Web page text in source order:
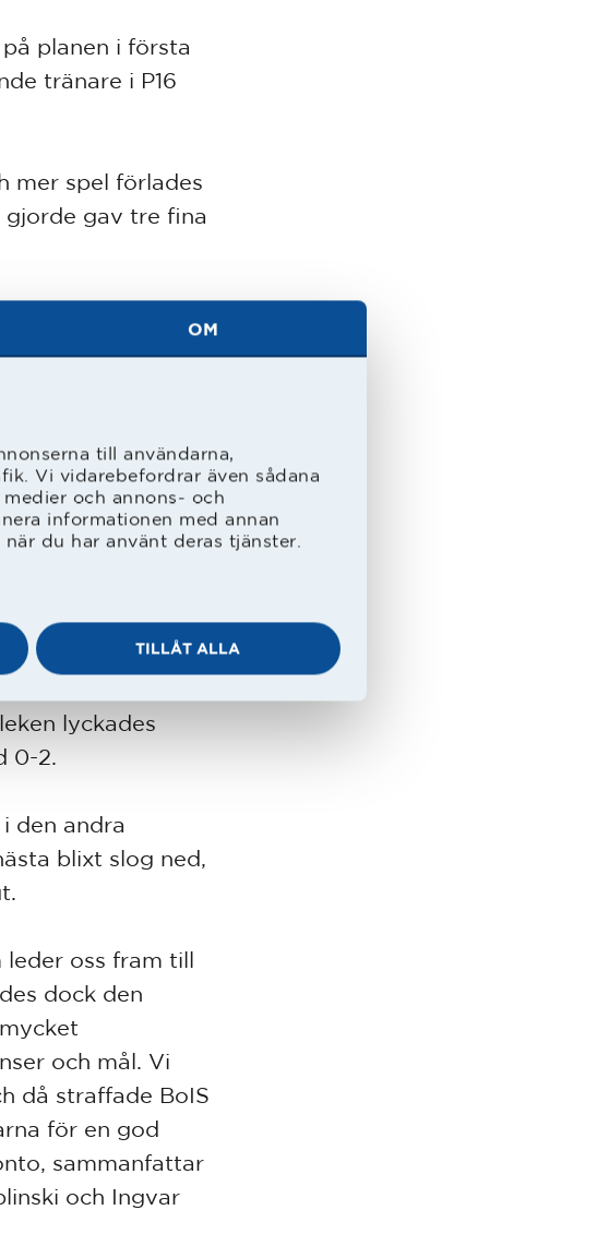
OM
till användarna,
Vi vidarebefordrar även sådana
och annons- och
informationen med annan
du har använt deras tjänster.
TILLÅT ALLA
planen i första
tränare i P16
mer spel förlades
gjorde gav tre fina
men önskar
Alexander
Viggo Rolfsson
.Två bra insatser
med hög
inte lika
lyckades
0-2.
den andra
blixt slog ned,
leder oss fram till
dock den
och mål. Vi
då straffade BoIS
för en god
sammanfattar
och Ingvar